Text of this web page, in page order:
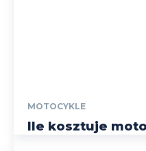
MOTOCYKLE
Ile kosztuje